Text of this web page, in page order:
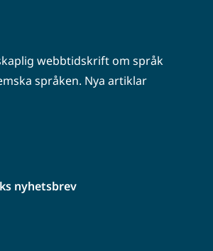
webbtidskrift om språk
språken. Nya artiklar
nyhetsbrev